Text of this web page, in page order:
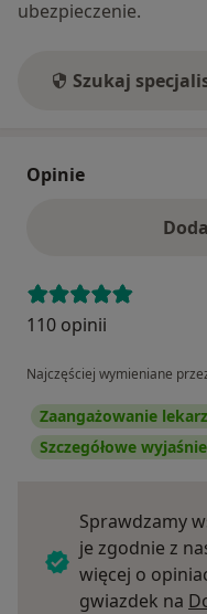
ubezpieczenie.
Szukaj
Opinie
110 opinii
Najczęściej wymieniane
Zaangażowanie
Szczegółowe
Sprawdzamy
je zgodnie z
więcej o
gwiazdek na